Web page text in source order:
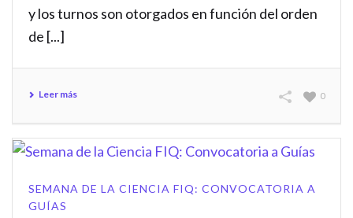
y los turnos son otorgados en función del orden
de [...]
Leer más 0
SEMANA DE LA CIENCIA FIQ: CONVOCATORIA A
GUÍAS